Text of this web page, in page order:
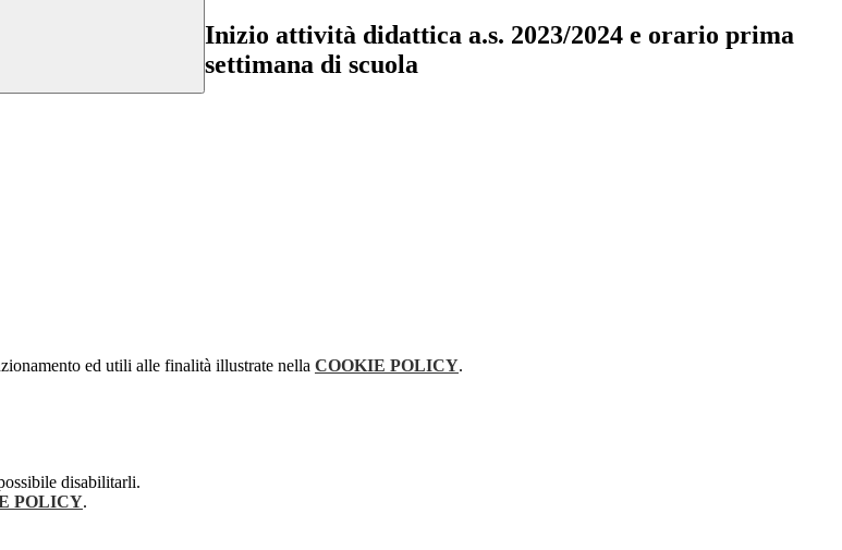
Inizio attività didattica a.s. 2023/2024 e orario prima
settimana di scuola
ed utili alle finalità illustrate nella COOKIE POLICY.
disabilitarli.
POLICY.